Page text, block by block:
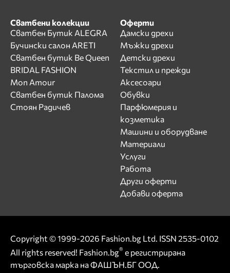
Сватбени колекции
Сватбен Бутик ALEGRA
Бучински салон ARETI
Сватбен бутик Be Queen
BRIDAL FASHION
Mon Amour
Сватбен бутик Палома
Стоян Радичев
Оферти
Дамски дрехи
Мъжки дрехи
Детски дрехи
Текстил и прежди
Аксесоари
Обувки
Парфюмерия и
козметика
Машини и оборудване
Материали
Услуги
Работа
Други оферти
Добави оферта
Copyright © 1999-2026 Fashion.bg Ltd. ISSN 2535-0102
All rights reserved! Fashion.bg® е регистрирана
търговска марка на ФАШЪН.БГ ООД.